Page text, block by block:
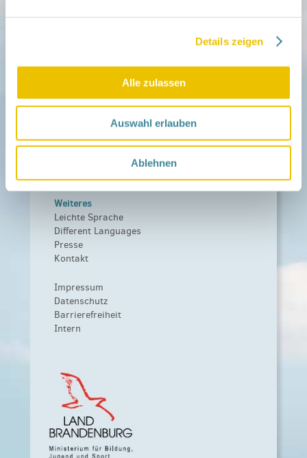
Details zeigen
Alle zulassen
Auswahl erlauben
Ablehnen
Aktuelle Termine
Das Familienhandbuch
Leitbild
Träger und Förderer
Weiteres
Leichte Sprache
Different Languages
Presse
Kontakt
Impressum
Datenschutz
Barrierefreiheit
Intern